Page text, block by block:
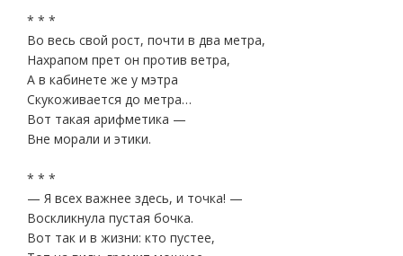
* * *
Во весь свой рост, почти в два метра,
Нахрапом прет он против ветра,
А в кабинете же у мэтра
Скукоживается до метра…
Вот такая арифметика —
Вне морали и этики.
* * *
— Я всех важнее здесь, и точка! —
Воскликнула пустая бочка.
Вот так и в жизни: кто пустее,